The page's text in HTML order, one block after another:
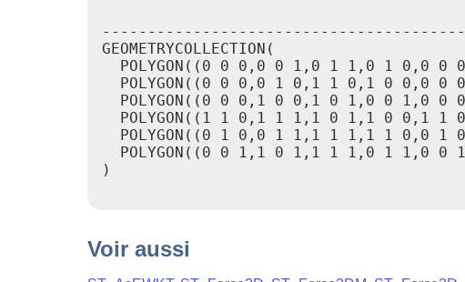
GEOMETRYCOLLECTION(
POLYGON((0 0 0,0 0 1,0 1 1,0 1 0,0 0
POLYGON((0 0 0,0 1 0,1 1 0,1 0 0,0 0
POLYGON((0 0 0,1 0 0,1 0 1,0 0 1,0 0
POLYGON((1 1 0,1 1 1,1 0 1,1 0 0,1 1
POLYGON((0 1 0,0 1 1,1 1 1,1 1 0,0 1
POLYGON((0 0 1,1 0 1,1 1 1,0 1 1,0 0
)
Voir aussi